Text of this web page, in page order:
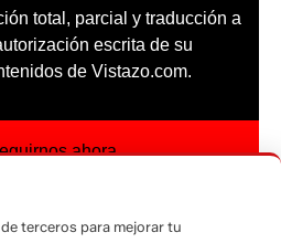
total, parcial y traducción a
escrita de su
de Vistazo.com.
ahora
terceros para mejorar tu